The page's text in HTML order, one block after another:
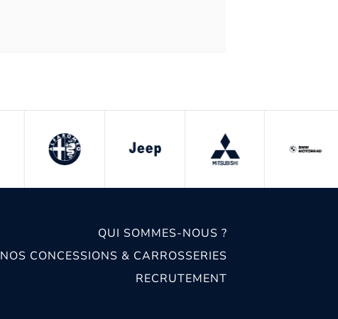
QUI SOMMES-NOUS ?
NOS CONCESSIONS & CARROSSERIES
RECRUTEMENT